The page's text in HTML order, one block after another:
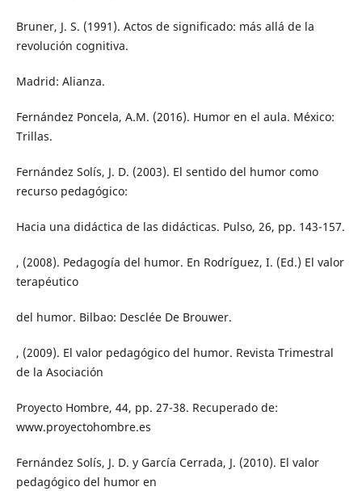
Bruner, J. S. (1991). Actos de significado: más allá de la
revolución cognitiva.
Madrid: Alianza.
Fernández Poncela, A.M. (2016). Humor en el aula. México:
Trillas.
Fernández Solís, J. D. (2003). El sentido del humor como
recurso pedagógico:
Hacia una didáctica de las didácticas. Pulso, 26, pp. 143-157.
, (2008). Pedagogía del humor. En Rodríguez, I. (Ed.) El valor
terapéutico
del humor. Bilbao: Desclée De Brouwer.
, (2009). El valor pedagógico del humor. Revista Trimestral
de la Asociación
Proyecto Hombre, 44, pp. 27-38. Recuperado de:
www.proyectohombre.es
Fernández Solís, J. D. y García Cerrada, J. (2010). El valor
pedagógico del humor en